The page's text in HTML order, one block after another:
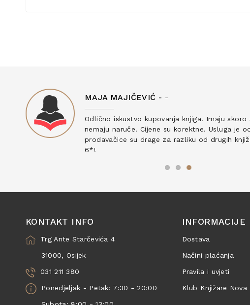
MAJA MAJIČEVIĆ - -
Odlično iskustvo kupovanja knjiga. Imaju
nemaju naruče. Cijene su korektne. Usluga je
prodavačice su drage za razliku od drugih
6*!
KONTAKT INFO
Trg Ante Starčevića 4
31000, Osijek
031 211 380
Ponedjeljak - Petak: 7:30 - 20:00
INFORMACIJE
Dostava
Načini plaćanja
Pravila i uvjeti
Klub Knjižare Nova